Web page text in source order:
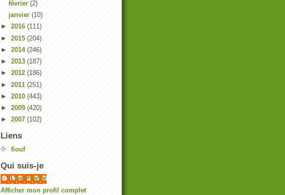
février (2)
janvier (10)
► 2016 (111)
► 2015 (204)
► 2014 (246)
► 2013 (187)
► 2012 (186)
► 2011 (251)
► 2010 (443)
► 2009 (420)
► 2007 (102)
Liens
fiouf
Qui suis-je
Lise Poirier
Afficher mon profil complet